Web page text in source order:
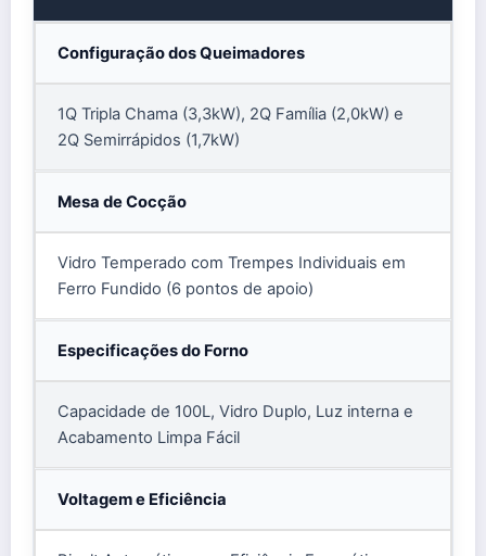
Configuração dos Queimadores
1Q Tripla Chama (3,3kW), 2Q Família (2,0kW) e
2Q Semirrápidos (1,7kW)
Mesa de Cocção
Vidro Temperado com Trempes Individuais em
Ferro Fundido (6 pontos de apoio)
Especificações do Forno
Capacidade de 100L, Vidro Duplo, Luz interna e
Acabamento Limpa Fácil
Voltagem e Eficiência